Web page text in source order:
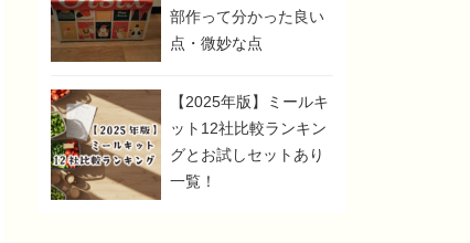
部作って分かった良い
点・微妙な点
【2025年版】ミールキ
ット12社比較ランキン
グとお試しセットあり
一覧！